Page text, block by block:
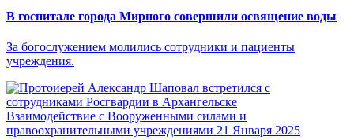
В госпитале города Мирного совершили освящение воды
За богослужением молились сотрудники и пациенты
учреждения.
Взаимодействие с Вооруженными силами и
правоохранительными учреждениями 21 Января 2025